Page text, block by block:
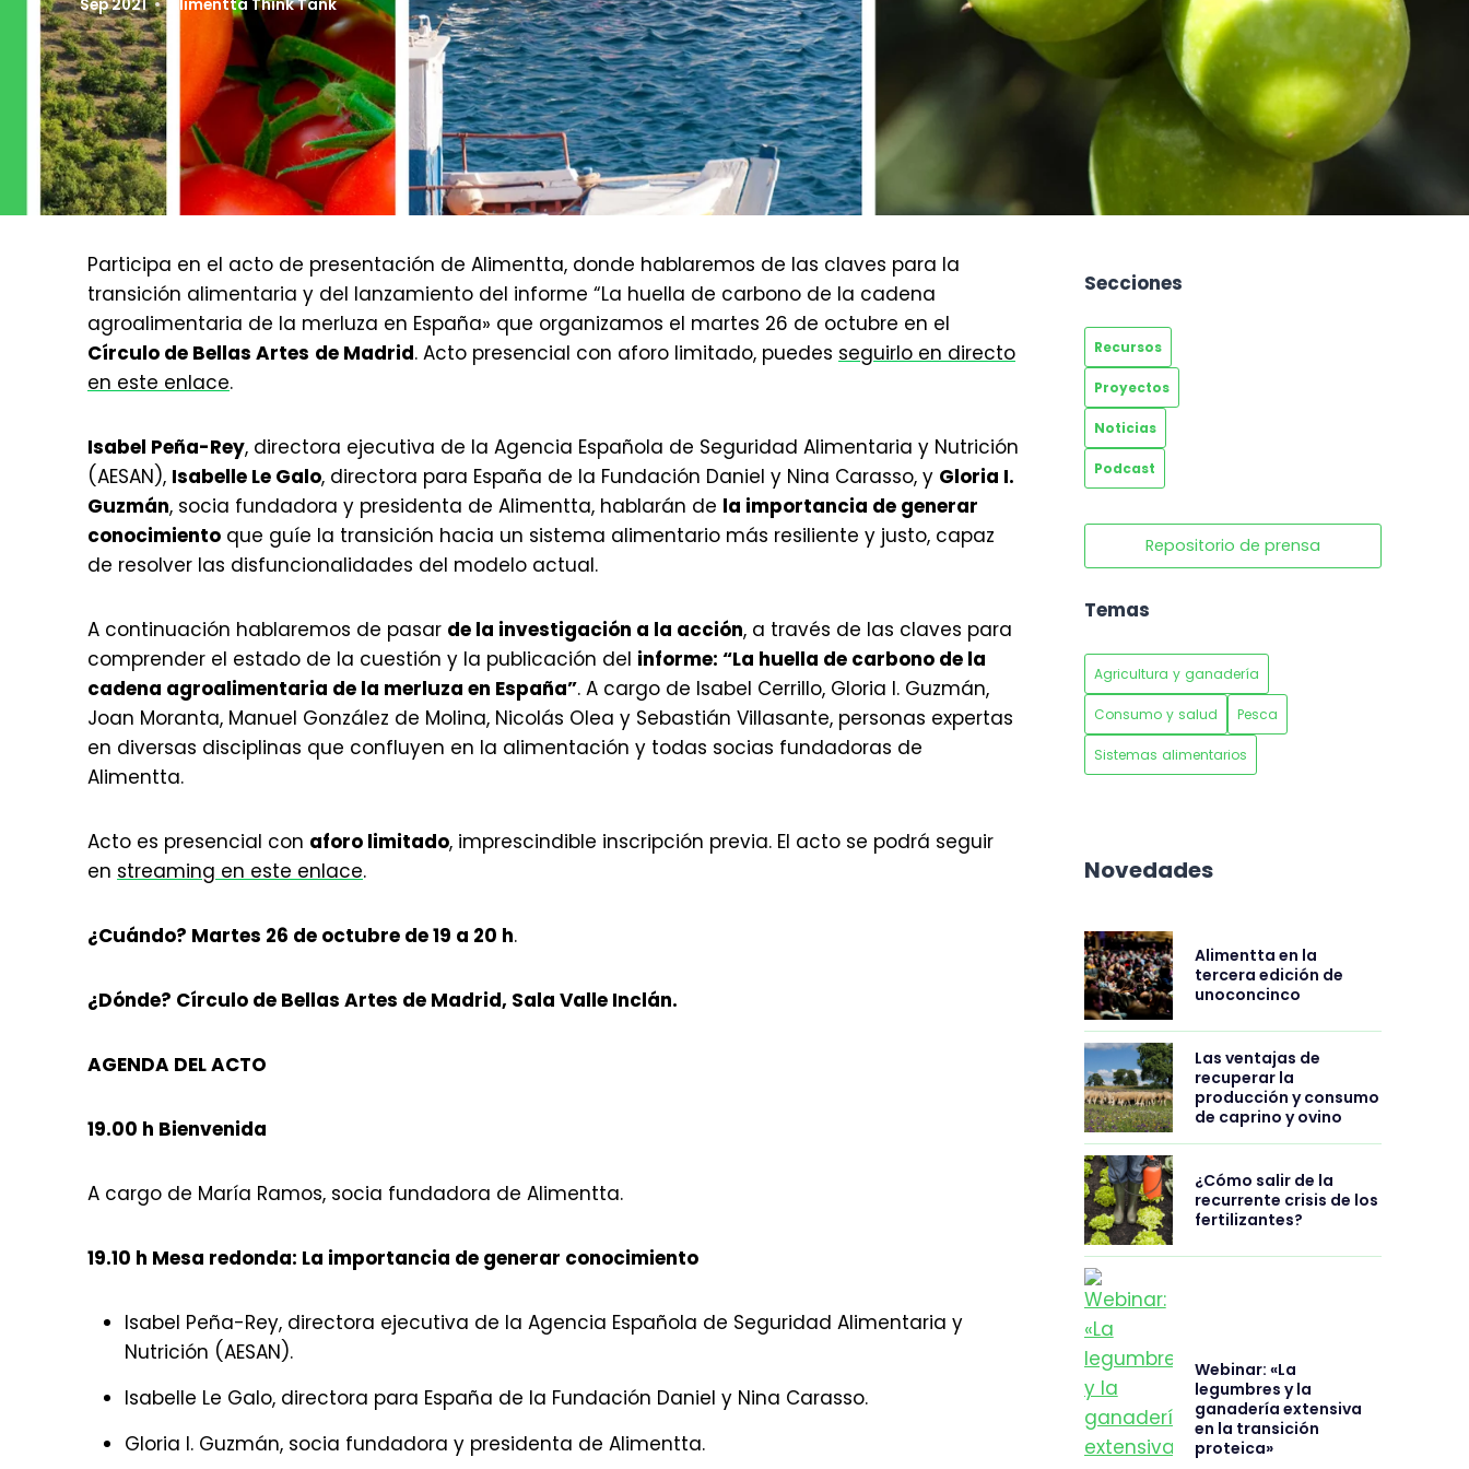
Sep 2021 Alimentta Think Tank
Participa en el acto de presentación de Alimentta, donde hablaremos de las claves para la
transición alimentaria y del lanzamiento del informe “La huella de carbono de la cadena
agroalimentaria de la merluza en España» que organizamos el martes 26 de octubre en el
Círculo de Bellas Artes de Madrid. Acto presencial con aforo limitado, puedes seguirlo en directo
en este enlace.
Isabel Peña-Rey, directora ejecutiva de la Agencia Española de Seguridad Alimentaria y Nutrición
(AESAN), Isabelle Le Galo, directora para España de la Fundación Daniel y Nina Carasso, y Gloria I.
Guzmán, socia fundadora y presidenta de Alimentta, hablarán de la importancia de generar
conocimiento que guíe la transición hacia un sistema alimentario más resiliente y justo, capaz
de resolver las disfuncionalidades del modelo actual.
A continuación hablaremos de pasar de la investigación a la acción, a través de las claves para
comprender el estado de la cuestión y la publicación del informe: “La huella de carbono de la
cadena agroalimentaria de la merluza en España”. A cargo de Isabel Cerrillo, Gloria I. Guzmán,
Joan Moranta, Manuel González de Molina, Nicolás Olea y Sebastián Villasante, personas expertas
en diversas disciplinas que confluyen en la alimentación y todas socias fundadoras de
Alimentta.
Acto es presencial con aforo limitado, imprescindible inscripción previa. El acto se podrá seguir
en streaming en este enlace.
¿Cuándo? Martes 26 de octubre de 19 a 20 h.
¿Dónde? Círculo de Bellas Artes de Madrid, Sala Valle Inclán.
AGENDA DEL ACTO
19.00 h Bienvenida
A cargo de María Ramos, socia fundadora de Alimentta.
19.10 h Mesa redonda: La importancia de generar conocimiento
Isabel Peña-Rey, directora ejecutiva de la Agencia Española de Seguridad Alimentaria y
Nutrición (AESAN).
Isabelle Le Galo, directora para España de la Fundación Daniel y Nina Carasso.
Gloria I. Guzmán, socia fundadora y presidenta de Alimentta.
Secciones
Recursos
Proyectos
Noticias
Podcast
Repositorio de prensa
Temas
Agricultura y ganadería
Consumo y salud Pesca
Sistemas alimentarios
Novedades
Alimentta en la
tercera edición de
unoconcinco
Las ventajas de
recuperar la
producción y consumo
de caprino y ovino
¿Cómo salir de la
recurrente crisis de los
fertilizantes?
Webinar: «La
legumbres y la
ganadería extensiva
en la transición
proteica»